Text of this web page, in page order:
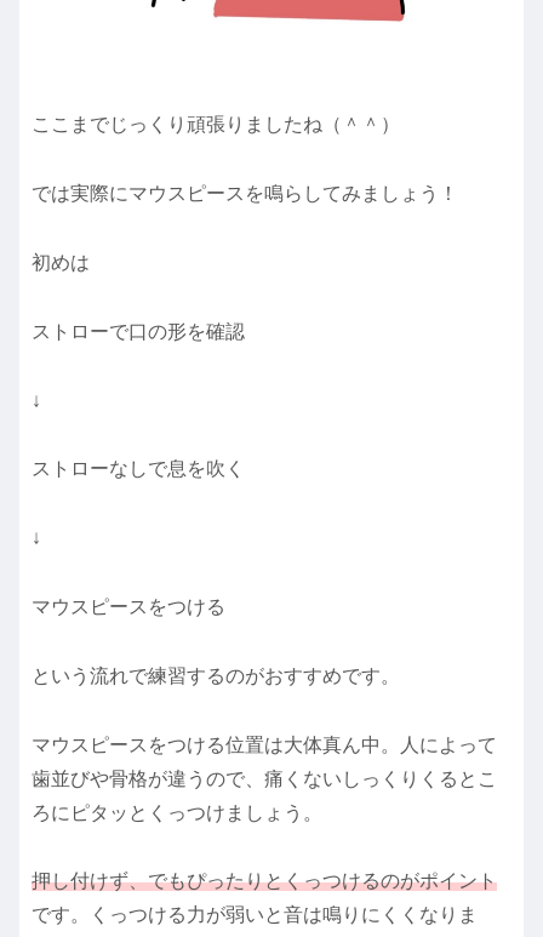
ここまでじっくり頑張りましたね（＾＾）
では実際にマウスピースを鳴らしてみましょう！
初めは
ストローで口の形を確認
↓
ストローなしで息を吹く
↓
マウスピースをつける
という流れで練習するのがおすすめです。
マウスピースをつける位置は大体真ん中。人によって
歯並びや骨格が違うので、痛くないしっくりくるとこ
ろにピタッとくっつけましょう。
押し付けず、でもぴったりとくっつけるのがポイント
です。くっつける力が弱いと音は鳴りにくくなりま